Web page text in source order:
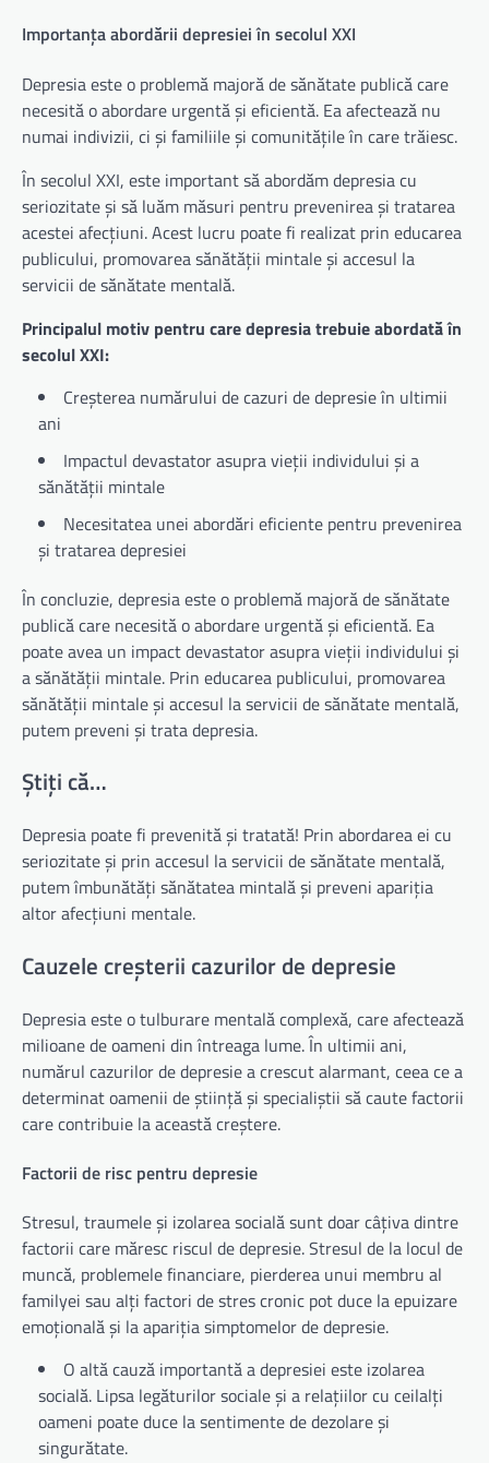
Importanța abordării depresiei în secolul XXI
Depresia este o problemă majoră de sănătate publică care
necesită o abordare urgentă și eficientă. Ea afectează nu
numai indivizii, ci și familiile și comunitățile în care trăiesc.
În secolul XXI, este important să abordăm depresia cu
seriozitate și să luăm măsuri pentru prevenirea și tratarea
acestei afecțiuni. Acest lucru poate fi realizat prin educarea
publicului, promovarea sănătății mintale și accesul la
servicii de sănătate mentală.
Principalul motiv pentru care depresia trebuie abordată în
secolul XXI:
Creșterea numărului de cazuri de depresie în ultimii
ani
Impactul devastator asupra vieții individului și a
sănătății mintale
Necesitatea unei abordări eficiente pentru prevenirea
și tratarea depresiei
În concluzie, depresia este o problemă majoră de sănătate
publică care necesită o abordare urgentă și eficientă. Ea
poate avea un impact devastator asupra vieții individului și
a sănătății mintale. Prin educarea publicului, promovarea
sănătății mintale și accesul la servicii de sănătate mentală,
putem preveni și trata depresia.
Știți că…
Depresia poate fi prevenită și tratată! Prin abordarea ei cu
seriozitate și prin accesul la servicii de sănătate mentală,
putem îmbunătăți sănătatea mintală și preveni apariția
altor afecțiuni mentale.
Cauzele creșterii cazurilor de depresie
Depresia este o tulburare mentală complexă, care afectează
milioane de oameni din întreaga lume. În ultimii ani,
numărul cazurilor de depresie a crescut alarmant, ceea ce a
determinat oamenii de știință și specialiștii să caute factorii
care contribuie la această creștere.
Factorii de risc pentru depresie
Stresul, traumele și izolarea socială sunt doar câțiva dintre
factorii care măresc riscul de depresie. Stresul de la locul de
muncă, problemele financiare, pierderea unui membru al
familyei sau alți factori de stres cronic pot duce la epuizare
emoțională și la apariția simptomelor de depresie.
O altă cauză importantă a depresiei este izolarea
socială. Lipsa legăturilor sociale și a relațiilor cu ceilalți
oameni poate duce la sentimente de dezolare și
singurătate.